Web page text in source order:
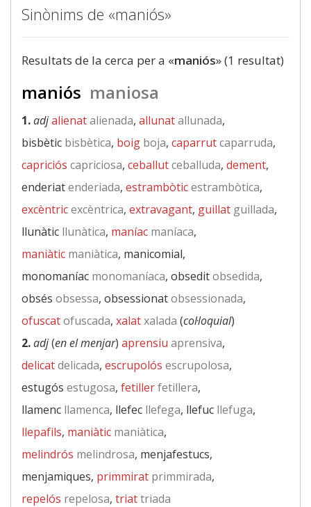
Sinònims de «maniós»
Resultats de la cerca per a «maniós» (1 resultat)
maniós maniosa
1.adjalienatalienada, allunatallunada,
bisbètic bisbètica, boig boja, caparrutcaparruda,
capriciós capriciosa, ceballutceballuda, dement,
enderiatenderiada, estrambòticestrambòtica,
excèntricexcèntrica, extravagant, guillat guillada,
llunàtic llunàtica, maníac maníaca,
maniàtic maniàtica, manicomial,
monomaníac monomaníaca, obseditobsedida,
obsés obsessa, obsessionatobsessionada,
ofuscatofuscada, xalatxalada (col·loquial)
2.adj(en el menjar) aprensiu aprensiva,
delicatdelicada, escrupolós escrupolosa,
estugós estugosa, fetillerfetillera,
llamenc llamenca, llefec llefega, llefuc llefuga,
llepafils, maniàtic maniàtica,
melindrós melindrosa, menjafestucs,
menjamiques, primmirat primmirada,
repelós repelosa, triattriada